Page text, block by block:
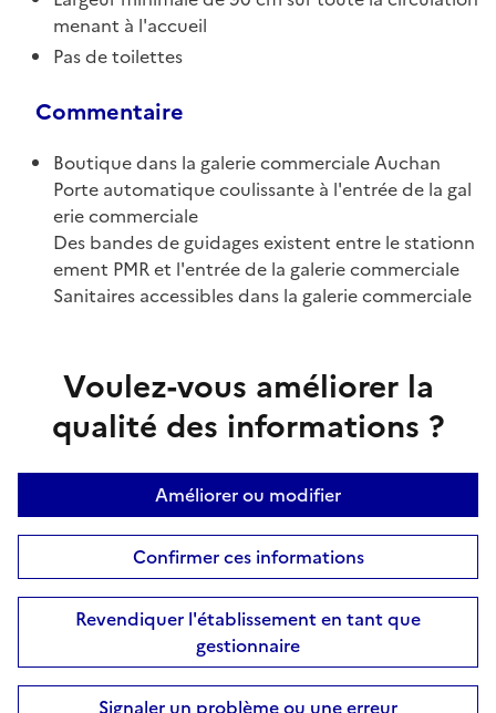
menant à l'accueil
Pas de toilettes
Commentaire
Boutique dans la galerie commerciale Auchan
Porte automatique coulissante à l'entrée de la gal
erie commerciale
Des bandes de guidages existent entre le stationn
ement PMR et l'entrée de la galerie commerciale
Sanitaires accessibles dans la galerie commerciale
Voulez-vous améliorer la
qualité des informations ?
Améliorer ou modifier
Confirmer ces informations
Revendiquer l'établissement en tant que
gestionnaire
Signaler un problème ou une erreur